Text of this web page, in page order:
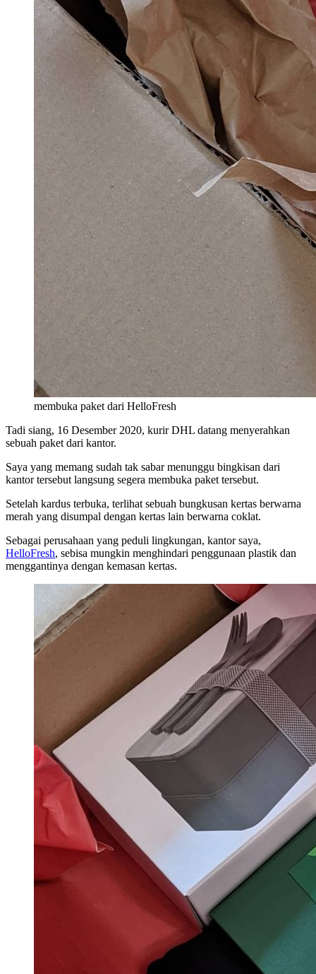
membuka paket dari HelloFresh
Tadi siang, 16 Desember 2020, kurir DHL datang menyerahkan
sebuah paket dari kantor.
Saya yang memang sudah tak sabar menunggu bingkisan dari
kantor tersebut langsung segera membuka paket tersebut.
Setelah kardus terbuka, terlihat sebuah bungkusan kertas berwarna
merah yang disumpal dengan kertas lain berwarna coklat.
Sebagai perusahaan yang peduli lingkungan, kantor saya,
HelloFresh, sebisa mungkin menghindari penggunaan plastik dan
menggantinya dengan kemasan kertas.